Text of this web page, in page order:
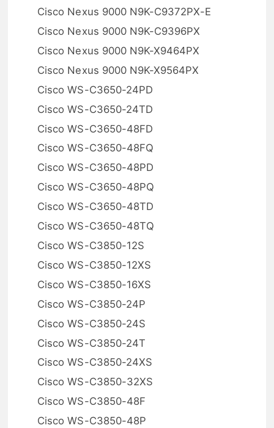
Cisco Nexus 9000 N9K-C9372PX-E
Cisco Nexus 9000 N9K-C9396PX
Cisco Nexus 9000 N9K-X9464PX
Cisco Nexus 9000 N9K-X9564PX
Cisco WS-C3650-24PD
Cisco WS-C3650-24TD
Cisco WS-C3650-48FD
Cisco WS-C3650-48FQ
Cisco WS-C3650-48PD
Cisco WS-C3650-48PQ
Cisco WS-C3650-48TD
Cisco WS-C3650-48TQ
Cisco WS-C3850-12S
Cisco WS-C3850-12XS
Cisco WS-C3850-16XS
Cisco WS-C3850-24P
Cisco WS-C3850-24S
Cisco WS-C3850-24T
Cisco WS-C3850-24XS
Cisco WS-C3850-32XS
Cisco WS-C3850-48F
Cisco WS-C3850-48P